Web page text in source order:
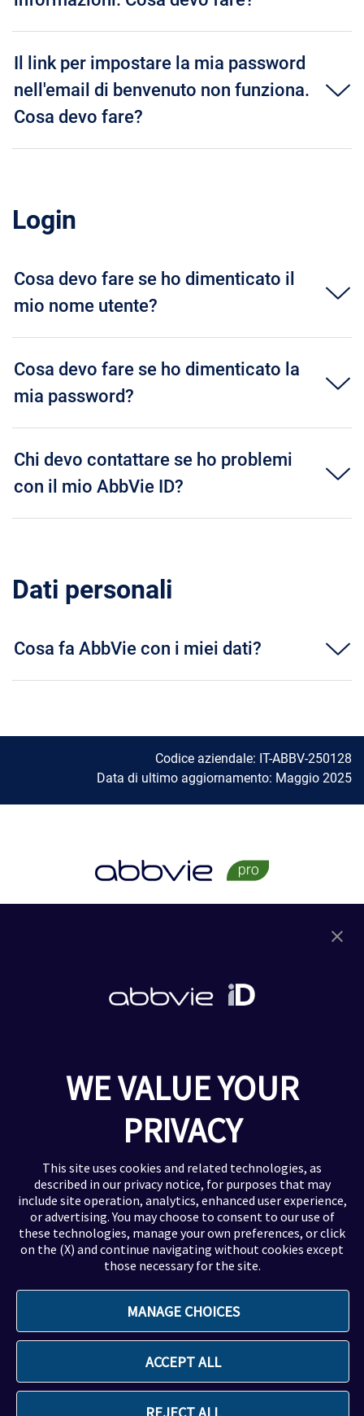
Il link per impostare la mia password
nell'email di benvenuto non funziona.
Cosa devo fare?
Login
Cosa devo fare se ho dimenticato il
mio nome utente?
Cosa devo fare se ho dimenticato la
mia password?
Chi devo contattare se ho problemi
con il mio AbbVie ID?
Dati personali
Cosa fa AbbVie con i miei dati?
Codice aziendale: IT-ABBV-250128
Data di ultimo aggiornamento: Maggio 2025
Dermatologia
Virologia
Privacy & Cookie Policy
Avvisi legali e responsabilità
Accessibilità
Contatti e Servizi
Segnalazione eventi avversi
FAQ
WE VALUE YOUR
PRIVACY
This site uses cookies and related technologies, as
described in our privacy notice, for purposes that may
include site operation, analytics, enhanced user experience,
or advertising. You may choose to consent to our use of
these technologies, manage your own preferences, or click
on the (X) and continue navigating without cookies except
those necessary for the site.
MANAGE CHOICES
ACCEPT ALL
REJECT ALL